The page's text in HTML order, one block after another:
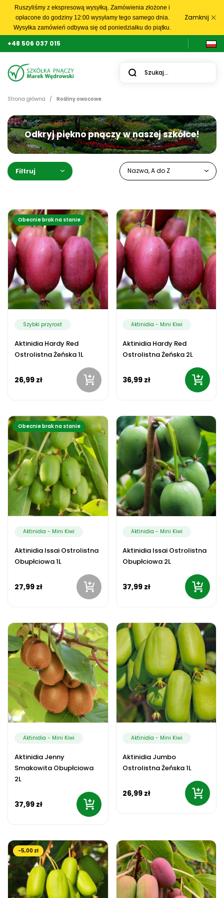
Ruszyliśmy z ekspresową wysyłką. Zamówienia złożone i
opłacone do godziny 12:00 wysyłamy tego samego dnia.
Wysyłka zamówień odbywa się od poniedziałku do piątku.
Zamknij
+48 506 037 015
Strona główna Rośliny owocowe
Odkryj piękno pnączy w naszej szkółce!
Nazwa, A do Z
Filtruj
Szybki przyrost
Aktinidia Hardy Red
Ostrolistna Żeńska 1L
26,99 zł
Obecnie brak na stanie
Aktinidia - Mini Kiwi
Aktinidia Hardy Red
Ostrolistna Żeńska 2L
36,99 zł
Aktinidia - Mini Kiwi
Aktinidia Issai Ostrolistna
Obupłciowa 1L
27,99 zł
Obecnie brak na stanie
Aktinidia - Mini Kiwi
Aktinidia Issai Ostrolistna
Obupłciowa 2L
37,99 zł
Aktinidia - Mini Kiwi
Aktinidia Jenny
Smakowita Obupłciowa
2L
37,99 zł
Aktinidia - Mini Kiwi
Aktinidia Jumbo
Ostrolistna Żeńska 1L
26,99 zł
-5,00 zł